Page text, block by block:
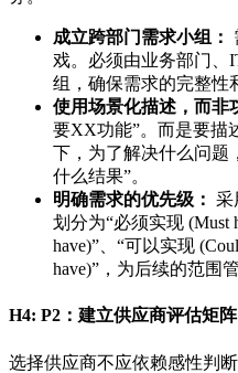
成立跨部门需求小组：
戏。必须由业务部门、
组，确保需求的完整性
使用场景化描述，而非
要XX功能”。而是要描
下，为了解决什么问题
什么结果”。
明确需求的优先级： 采
划分为“必须实现 (Must
have)”、“可以实现
have)”，为后续的范围
H4: P2：建立供应商评估矩
选择供应商不应依赖感性判